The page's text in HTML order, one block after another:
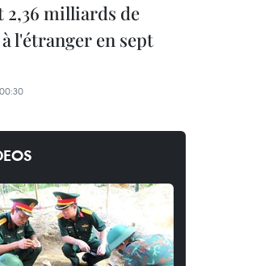
2,36 milliards de
l'étranger en sept